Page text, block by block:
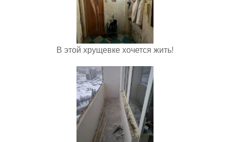
В этой хрущевке хочется жить!